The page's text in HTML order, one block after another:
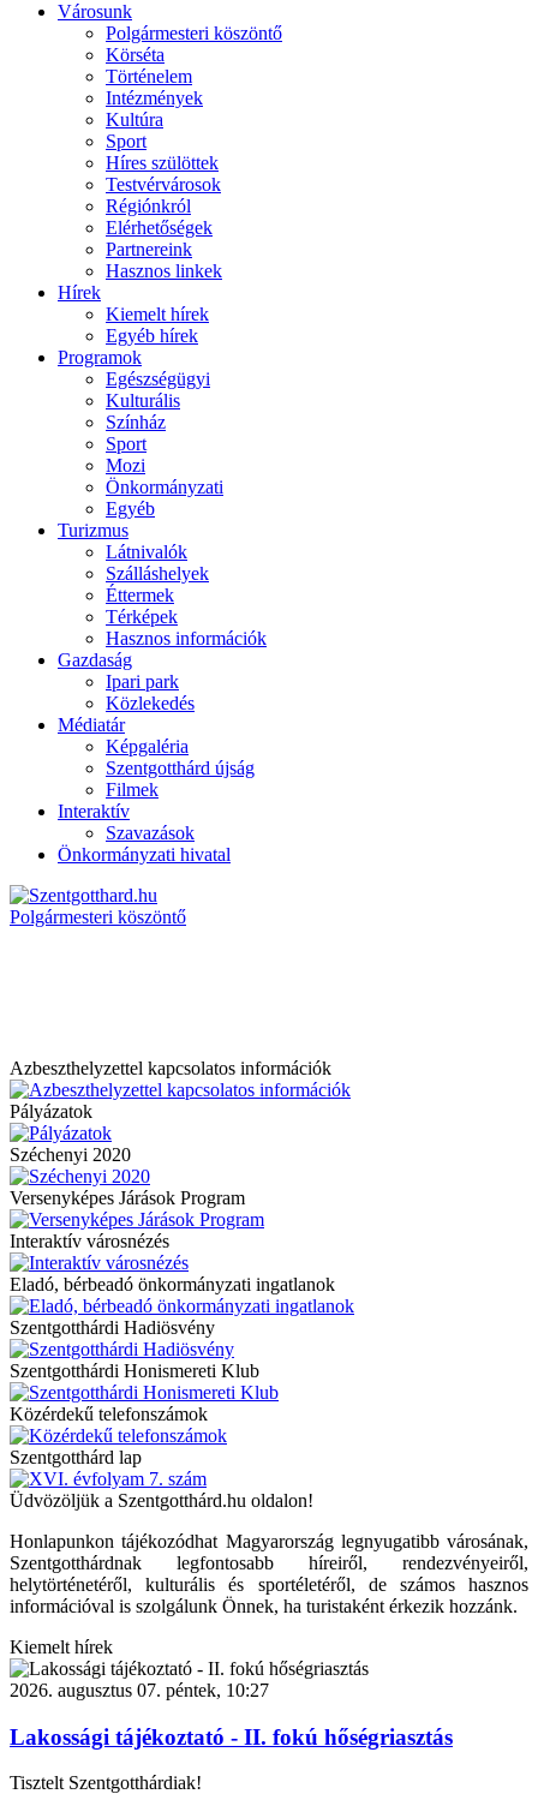
Városunk
Polgármesteri köszöntő
Körséta
Történelem
Intézmények
Kultúra
Sport
Híres szülöttek
Testvérvárosok
Régiónkról
Elérhetőségek
Partnereink
Hasznos linkek
Hírek
Kiemelt hírek
Egyéb hírek
Programok
Egészségügyi
Kulturális
Színház
Sport
Mozi
Önkormányzati
Egyéb
Turizmus
Látnivalók
Szálláshelyek
Éttermek
Térképek
Hasznos információk
Gazdaság
Ipari park
Közlekedés
Médiatár
Képgaléria
Szentgotthárd újság
Filmek
Interaktív
Szavazások
Önkormányzati hivatal
Polgármesteri köszöntő
Azbeszthelyzettel kapcsolatos információk
Pályázatok
Széchenyi 2020
Versenyképes Járások Program
Interaktív városnézés
Eladó, bérbeadó önkormányzati ingatlanok
Szentgotthárdi Hadiösvény
Szentgotthárdi Honismereti Klub
Közérdekű telefonszámok
Szentgotthárd lap
Üdvözöljük a Szentgotthárd.hu oldalon!
Honlapunkon tájékozódhat Magyarország legnyugatibb városának,
Szentgotthárdnak legfontosabb híreiről, rendezvényeiről,
helytörténetéről, kulturális és sportéletéről, de számos hasznos
információval is szolgálunk Önnek, ha turistaként érkezik hozzánk.
Kiemelt hírek
2026. augusztus 07. péntek, 10:27
Lakossági tájékoztató - II. fokú hőségriasztás
Tisztelt Szentgotthárdiak!